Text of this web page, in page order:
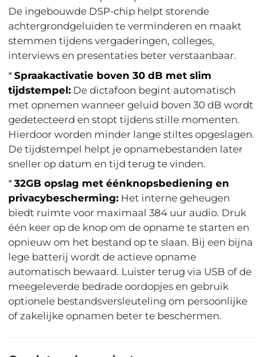
De ingebouwde DSP-chip helpt storende
achtergrondgeluiden te verminderen en maakt
stemmen tijdens vergaderingen, colleges,
interviews en presentaties beter verstaanbaar.
*Spraakactivatie boven 30 dB met slim
tijdstempel: De dictafoon begint automatisch
met opnemen wanneer geluid boven 30 dB wordt
gedetecteerd en stopt tijdens stille momenten.
Hierdoor worden minder lange stiltes opgeslagen.
De tijdstempel helpt je opnamebestanden later
sneller op datum en tijd terug te vinden.
*32GB opslag met éénknopsbediening en
privacybescherming: Het interne geheugen
biedt ruimte voor maximaal 384 uur audio. Druk
één keer op de knop om de opname te starten en
opnieuw om het bestand op te slaan. Bij een bijna
lege batterij wordt de actieve opname
automatisch bewaard. Luister terug via USB of de
meegeleverde bedrade oordopjes en gebruik
optionele bestandsversleuteling om persoonlijke
of zakelijke opnamen beter te beschermen.